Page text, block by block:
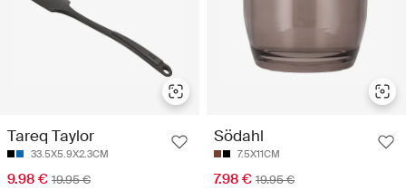
Tareq Taylor
33.5X5.9X2.3CM
9.98 € 19.95 €
Södahl
7.5X11CM
7.98 € 19.95 €